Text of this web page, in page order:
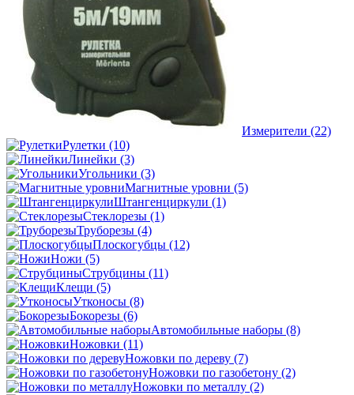
Измерители (22)
Рулетки (10)
Линейки (3)
Угольники (3)
Магнитные уровни (5)
Штангенциркули (1)
Стеклорезы (1)
Труборезы (4)
Плоскогубцы (12)
Ножи (5)
Струбцины (11)
Клещи (5)
Утконосы (8)
Бокорезы (6)
Автомобильные наборы (8)
Ножовки (11)
Ножовки по дереву (7)
Ножовки по газобетону (2)
Ножовки по металлу (2)